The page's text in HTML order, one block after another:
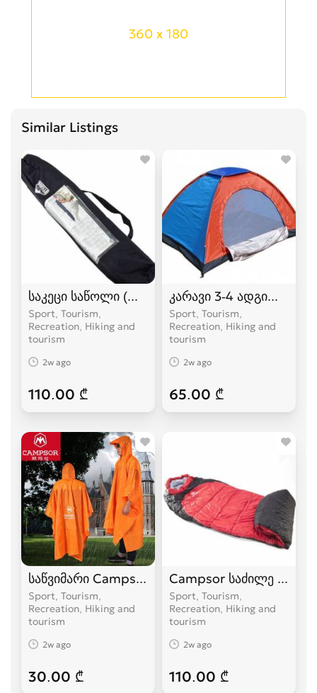
360 x 180
Similar Listings
საკეცი საწოლი (ლეჟანკა) გასაშლელი საწოლი
Sport, Tourism,
Recreation, Hiking and
tourism
2w ago
110.00 ₾
კარავი 3-4 ადგილიანი
Sport, Tourism,
Recreation, Hiking and
tourism
2w ago
65.00 ₾
საწვიმარი Campsor
Sport, Tourism,
Recreation, Hiking and
tourism
2w ago
30.00 ₾
Campsor საძილე
Sport, Tourism,
Recreation, Hiking and
tourism
2w ago
110.00 ₾